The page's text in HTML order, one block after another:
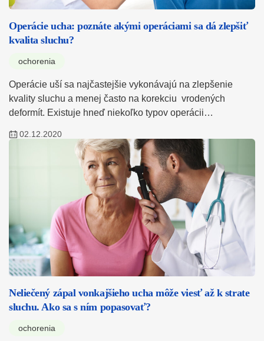
Operácie ucha: poznáte akými operáciami sa dá zlepšiť
kvalita sluchu?
ochorenia
Operácie uší sa najčastejšie vykonávajú na zlepšenie
kvality sluchu a menej často na korekciu vrodených
deformít. Existuje hneď niekoľko typov operácii…
02.12.2020
Neliečený zápal vonkajšieho ucha môže viesť až k strate
sluchu. Ako sa s ním popasovať?
ochorenia